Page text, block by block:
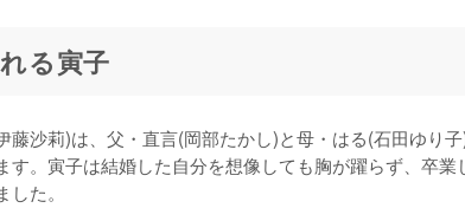
る寅子
沙莉)は、父・直言(岡部たかし)と母・はる(石田ゆり子
す。寅子は結婚した自分を想像しても胸が躍らず、卒業
た。